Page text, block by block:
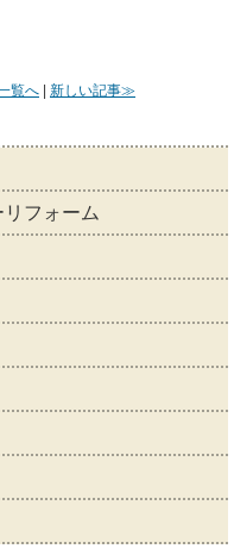
覧へ | 新しい記事≫
フォーム